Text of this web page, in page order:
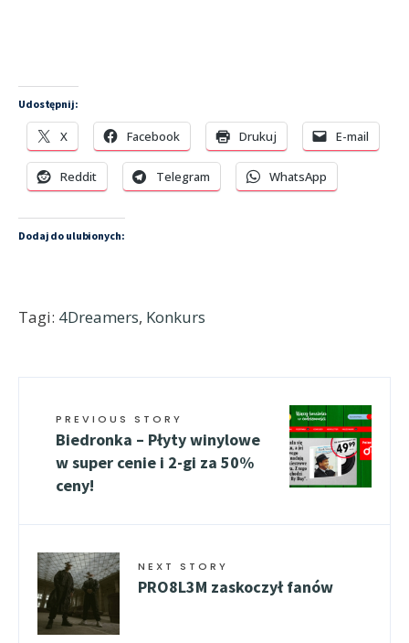
Udostępnij:
X Facebook Drukuj E-mail
Reddit Telegram WhatsApp
Dodaj do ulubionych:
Tagi: 4Dreamers, Konkurs
PREVIOUS STORY
Biedronka – Płyty winylowe
w super cenie i 2-gi za 50%
ceny!
NEXT STORY
PRO8L3M zaskoczył fanów